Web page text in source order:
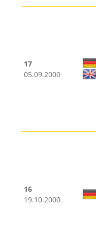
17
05.09.2000
16
19.10.2000